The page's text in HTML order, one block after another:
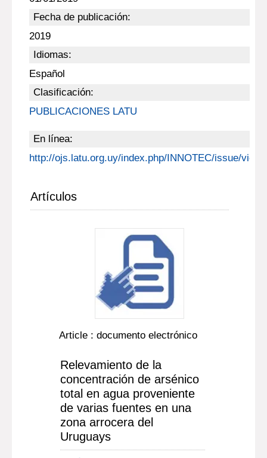
Fecha de publicación:
2019
Idiomas:
Español
Clasificación:
PUBLICACIONES LATU
En línea:
http://ojs.latu.org.uy/index.php/INNOTEC/issue/view/
Artículos
Article : documento electrónico
Relevamiento de la
concentración de arsénico
total en agua proveniente
de varias fuentes en una
zona arrocera del
Uruguays